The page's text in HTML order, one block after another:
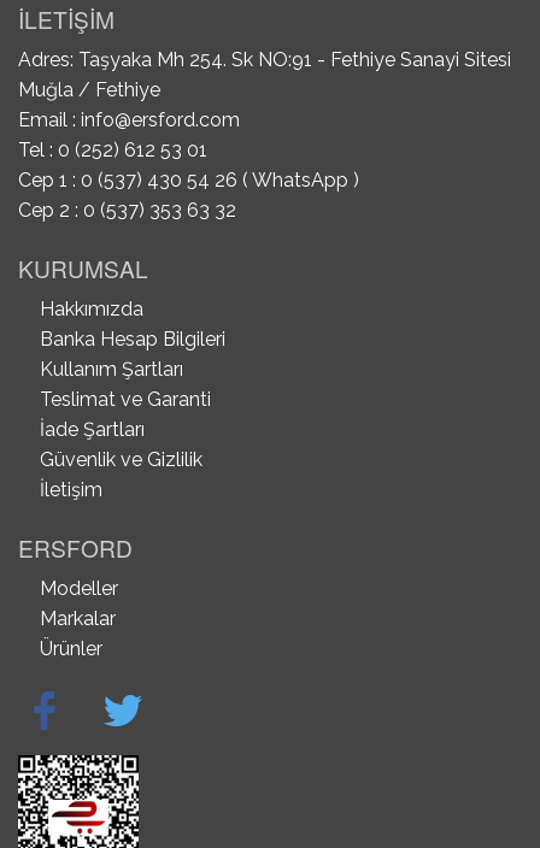
İLETİŞİM
Adres: Taşyaka Mh 254. Sk NO:91 - Fethiye Sanayi Sitesi
Muğla / Fethiye
Email : info@ersford.com
Tel : 0 (252) 612 53 01
Cep 1 : 0 (537) 430 54 26 ( WhatsApp )
Cep 2 : 0 (537) 353 63 32
KURUMSAL
Hakkımızda
Banka Hesap Bilgileri
Kullanım Şartları
Teslimat ve Garanti
İade Şartları
Güvenlik ve Gizlilik
İletişim
ERSFORD
Modeller
Markalar
Ürünler